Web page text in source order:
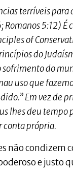
terríveis para
Romanos 5:12) É
of
do
sofrimento do
uso que
Em vez de
lhes deu tempo
conta própria.
não condizem
e justo